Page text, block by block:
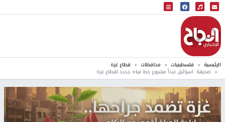
البث المباشر
إذاعة النجاح
الرئيسية فلسطينيات محافظات قطاع غزة
صحيفة: اسرائيل تبدأ مشروع خط مياه جديد لقطاع غزة